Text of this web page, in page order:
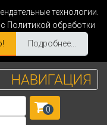
технологии.
Политикой обработки
Подробнее...
НАВИГАЦИЯ
0